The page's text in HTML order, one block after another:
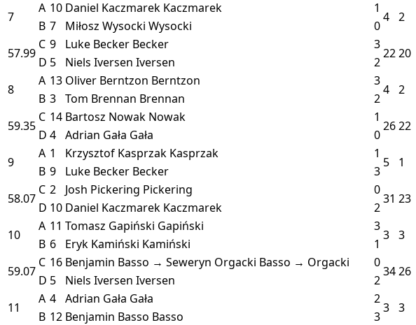
7
A 10 Daniel Kaczmarek Kaczmarek 1
4 2
B 7 Miłosz Wysocki Wysocki
0
57.99
C 9 Luke Becker Becker 3
2220
D 5 Niels Iversen Iversen
2
8
A 13 Oliver Berntzon Berntzon 3
4 2
B 3 Tom Brennan Brennan
2
59.35
C 14 Bartosz Nowak Nowak 1
2622
D 4 Adrian Gała Gała
0
9
A 1 Krzysztof Kasprzak Kasprzak 1
5 1
B 9 Luke Becker Becker
3
58.07
C 2 Josh Pickering Pickering 0
31 23
D 10 Daniel Kaczmarek Kaczmarek
2
10
A 11 Tomasz Gapiński Gapiński 3
3 3
B 6 Eryk Kamiński Kamiński
1
59.07
C 16 Benjamin Basso → Seweryn Orgacki Basso → Orgacki 0
3426
D 5 Niels Iversen Iversen
2
11
A 4 Adrian Gała Gała 2
3 3
B 12 Benjamin Basso Basso
3